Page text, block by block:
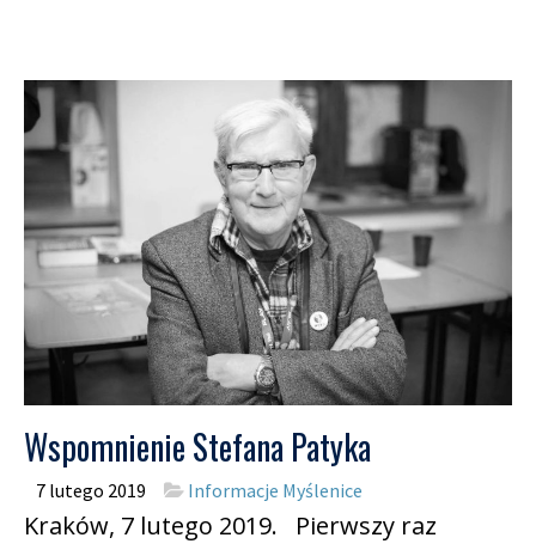
Wspomnienie Stefana Patyka
7 lutego 2019 Informacje Myślenice
Kraków, 7 lutego 2019. Pierwszy raz